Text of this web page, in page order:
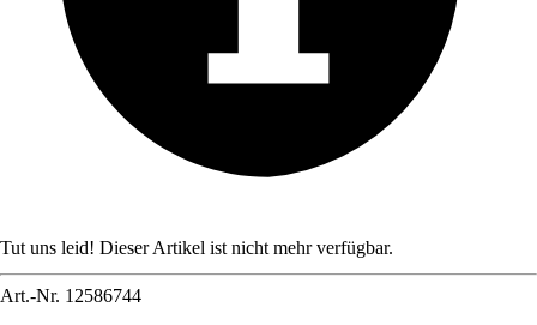
Tut uns leid! Dieser Artikel ist nicht mehr verfügbar.
Art.-Nr. 12586744